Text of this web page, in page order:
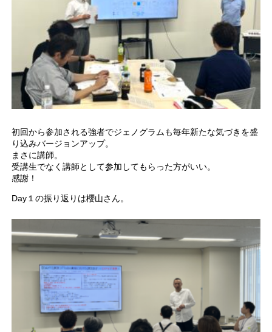
初回から参加される強者でジェノグラムも毎年新たな気づきを盛
り込みバージョンアップ。
まさに講師。
受講生でなく講師として参加してもらった方がいい。
感謝！
Day１の振り返りは櫻山さん。